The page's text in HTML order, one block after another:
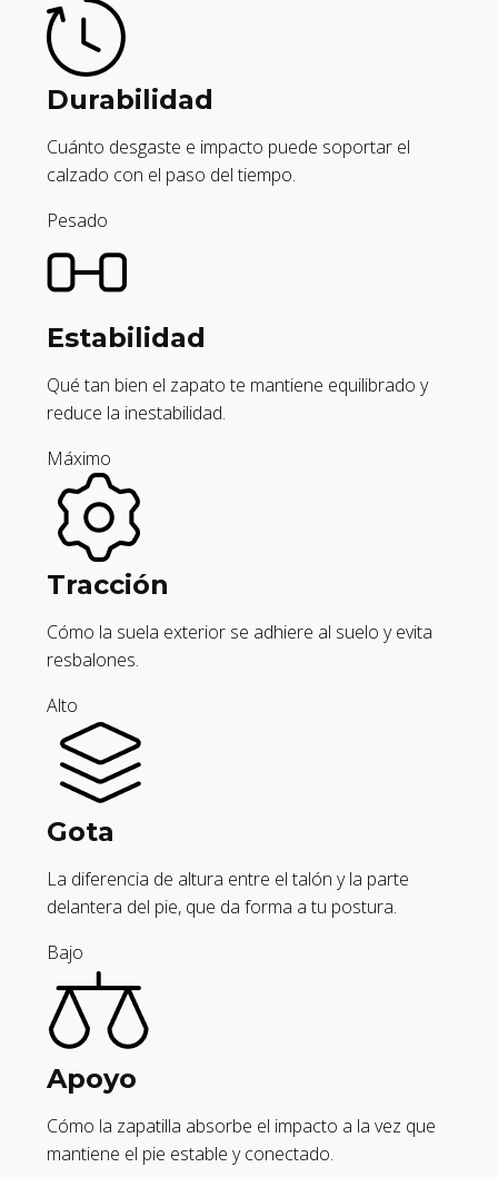
Durabilidad
Cuánto desgaste e impacto puede soportar el
calzado con el paso del tiempo.
Pesado
Estabilidad
Qué tan bien el zapato te mantiene equilibrado y
reduce la inestabilidad.
Máximo
Tracción
Cómo la suela exterior se adhiere al suelo y evita
resbalones.
Alto
Gota
La diferencia de altura entre el talón y la parte
delantera del pie, que da forma a tu postura.
Bajo
Apoyo
Cómo la zapatilla absorbe el impacto a la vez que
mantiene el pie estable y conectado.